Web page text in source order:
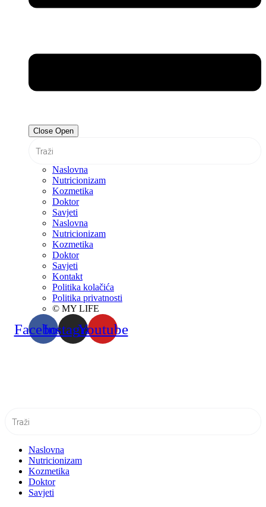
Close Open
Naslovna
Nutricionizam
Kozmetika
Doktor
Savjeti
Naslovna
Nutricionizam
Kozmetika
Doktor
Savjeti
Kontakt
Politika kolačića
Politika privatnosti
© MY LIFE
FacebookInstagramYoutube
Naslovna
Nutricionizam
Kozmetika
Doktor
Savjeti